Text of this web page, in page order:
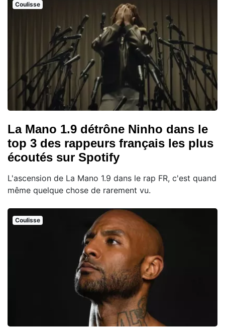
Coulisse
La Mano 1.9 détrône Ninho dans le
top 3 des rappeurs français les plus
écoutés sur Spotify
L'ascension de La Mano 1.9 dans le rap FR, c'est quand
même quelque chose de rarement vu.
Coulisse